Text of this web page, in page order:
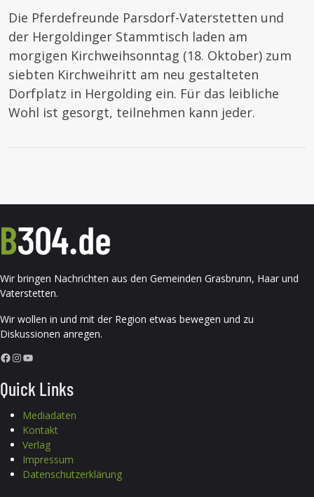
Die Pferdefreunde Parsdorf-Vaterstetten und
der Hergoldinger Stammtisch laden am
morgigen Kirchweihsonntag (18. Oktober) zum
siebten Kirchweihritt am neu gestalteten
Dorfplatz in Hergolding ein. Für das leibliche
Wohl ist gesorgt, teilnehmen kann jeder.
Wir bringen Nachrichten aus den Gemeinden Grasbrunn, Haar und
Vaterstetten.
Wir wollen in und mit der Region etwas bewegen und zu
Diskussionen anregen.
Facebook InstagramYouTube
Quick Links
Mediadaten
Kontakt
Verlag
Impressum
Datenschutzerklärung